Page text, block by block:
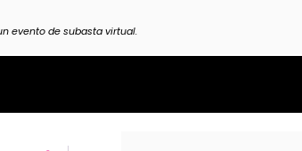
evento de subasta virtual.